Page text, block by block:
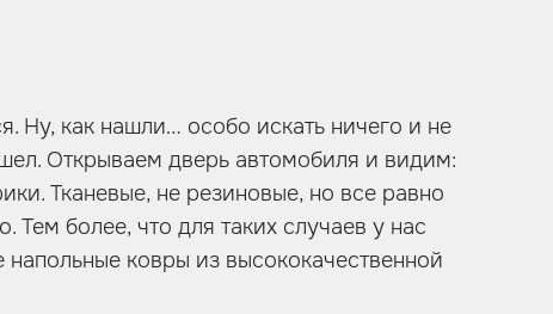
Ну, как нашли… особо искать ничего и не
Открываем дверь автомобиля и видим:
Тканевые, не резиновые, но все равно
более, что для таких случаев у нас
ковры из высококачественной